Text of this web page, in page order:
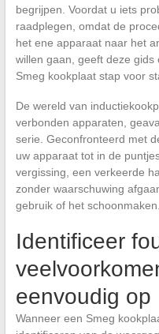
begrijpen. Voordat u iets
raadplegen, omdat de
het ene apparaat naar het
willen gaan, geeft deze
Smeg kookplaat stap voor
De wereld van
verbonden apparaten,
serie. Geconfronteerd met
uw apparaat tot in de
vergissing, een verkeerde
zonder waarschuwing
gebruik of het schoonmaken.
Identificeer
eenvoudig op
Wanneer een Smeg